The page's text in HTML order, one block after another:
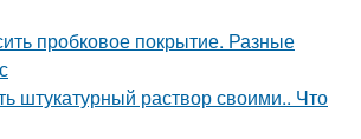
пробковое покрытие. Разные
штукатурный раствор своими.. Что